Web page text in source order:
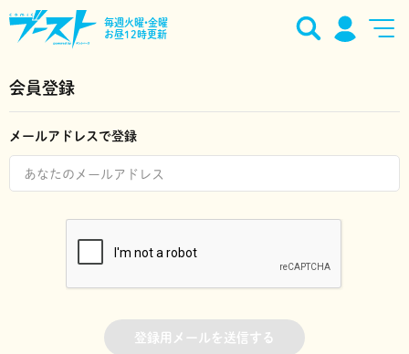
毎週火曜•金曜
お昼12時更新
会員登録
メールアドレスで登録
登録用メールを送信する